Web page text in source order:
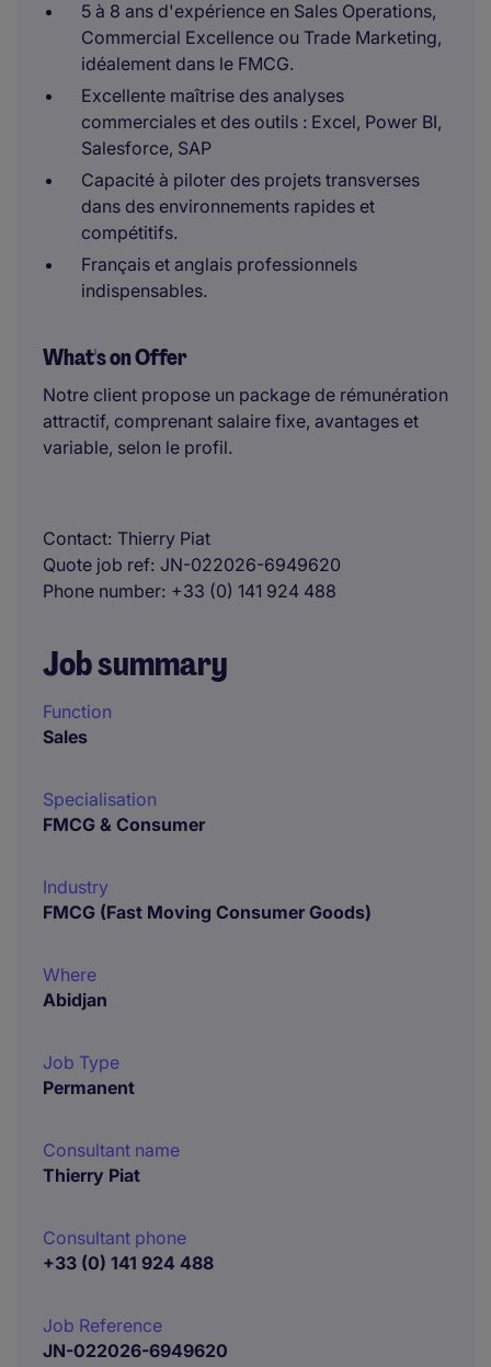
5 à 8 ans d'expérience en Sales Operations,
Commercial Excellence ou Trade Marketing,
idéalement dans le FMCG.
Excellente maîtrise des analyses
commerciales et des outils : Excel, Power BI,
Salesforce, SAP
Capacité à piloter des projets transverses
dans des environnements rapides et
compétitifs.
Français et anglais professionnels
indispensables.
What's on Offer
Notre client propose un package de rémunération
attractif, comprenant salaire fixe, avantages et
variable, selon le profil.
Contact Thierry Piat
Quote job ref JN-022026-6949620
Phone number +33 (0) 141 924 488
Job summary
Function
Sales
Specialisation
FMCG & Consumer
Industry
FMCG (Fast Moving Consumer Goods)
Where
Abidjan
Job Type
Permanent
Consultant name
Thierry Piat
Consultant phone
+33 (0) 141 924 488
Job Reference
JN-022026-6949620